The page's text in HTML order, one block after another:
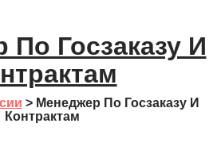
По Госзаказу И
> Менеджер По Госзаказу И
Контрактам